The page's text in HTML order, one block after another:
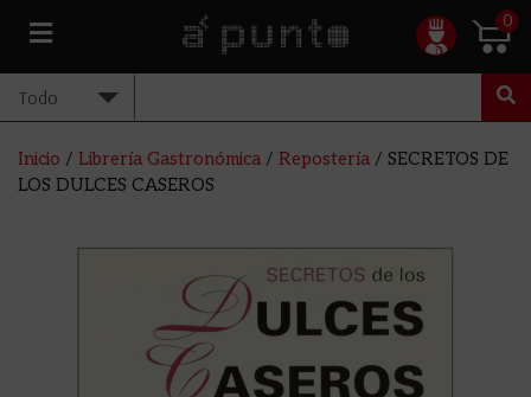
0
Inicio / Librería Gastronómica / Repostería / SECRETOS DE
LOS DULCES CASEROS